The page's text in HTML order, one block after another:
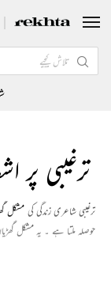
ترغیبی پر
ترغیبی شاعری زندگی کی مشکل
حوصلہ ملتا ہے ۔ یہ مشکل
شاعری زندگی کے ان تمام